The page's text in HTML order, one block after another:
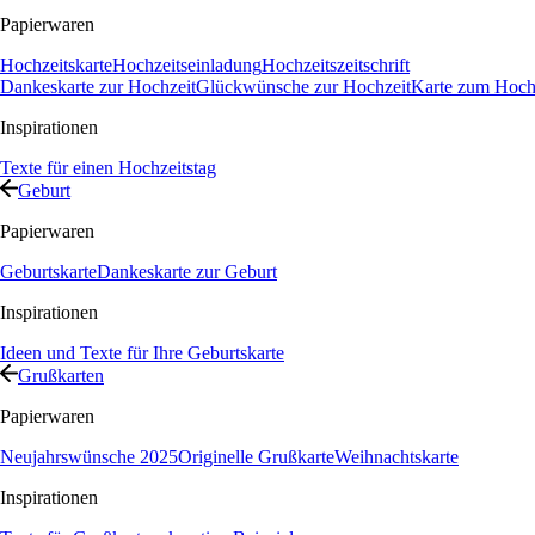
Papierwaren
HochzeitskarteHochzeitseinladungHochzeitszeitschrift
Dankeskarte zur HochzeitGlückwünsche zur HochzeitKarte zum
Inspirationen
Texte für einen Hochzeitstag
Geburt
Papierwaren
GeburtskarteDankeskarte zur Geburt
Inspirationen
Ideen und Texte für Ihre Geburtskarte
Grußkarten
Papierwaren
Neujahrswünsche 2025Originelle GrußkarteWeihnachtskarte
Inspirationen